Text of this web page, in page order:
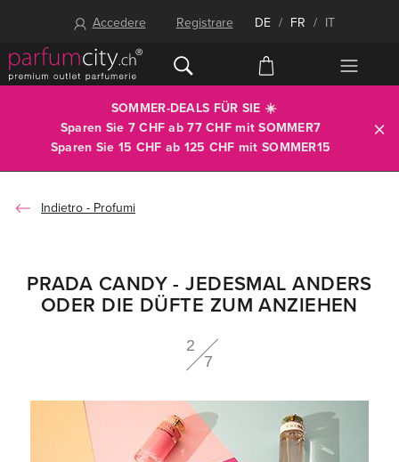
Accedere Registrare DE / FR / IT
SOMMER-DEALS FÜR SIE ☀️
Sparen Sie 7 CHF ab 77 CHF mitSOMMER7
Sparen Sie 15 CHF ab 125 CHF mit SOMMER15
Profumi
PRADA CANDY - JEDESMAL ANDERS
ODER DIE DÜFTE ZUM ANZIEHEN
2
7